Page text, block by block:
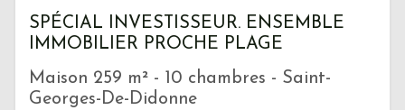
SPÉCIAL INVESTISSEUR. ENSEMBLE
IMMOBILIER PROCHE PLAGE
Maison 259 m² - 10 chambres - Saint-
Georges-De-Didonne